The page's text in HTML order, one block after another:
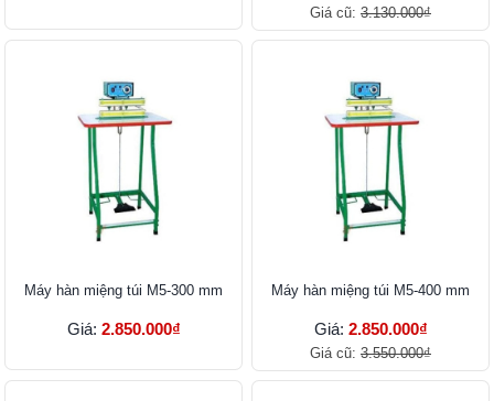
Giá cũ: 3.130.000₫
Máy hàn miệng túi M5-300 mm
Giá: 2.850.000₫
Máy hàn miệng túi M5-400 mm
Giá: 2.850.000₫
Giá cũ: 3.550.000₫